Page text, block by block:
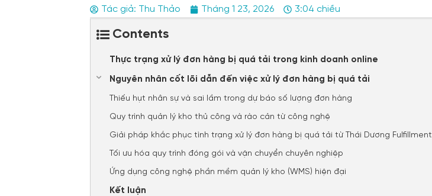
Tác giả: Thu Thảo Tháng 1 23, 2026 3:04 chiều
Contents
Thực trạng xử lý đơn hàng bị quá tải trong kinh doanh online
Nguyên nhân cốt lõi dẫn đến việc xử lý đơn hàng bị quá tải
Thiếu hụt nhân sự và sai lầm trong dự báo số lượng đơn hàng
Quy trình quản lý kho thủ công và rào cản từ công nghệ
Giải pháp khắc phục tình trạng xử lý đơn hàng bị quá tải từ Thái Dương Fulfillment
Tối ưu hóa quy trình đóng gói và vận chuyển chuyên nghiệp
Ứng dụng công nghệ phần mềm quản lý kho (WMS) hiện đại
Kết luận